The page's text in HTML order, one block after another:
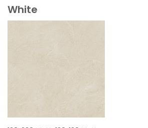
White